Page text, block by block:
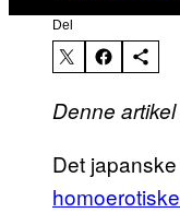
Del
Denne
Det